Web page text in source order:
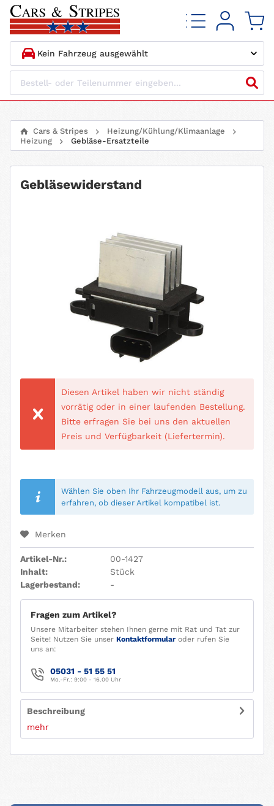
1. HERSTELLER
3. BAUJAHR
4. MOTORTYP
Cars & Stripes
Heizung/Kühlung/Klimaanlage
Heizung
Gebläse-Ersatzteile
Gebläsewiderstand
Diesen Artikel haben wir nicht ständig
vorrätig oder in einer laufenden Bestellung.
Bitte erfragen Sie bei uns den aktuellen
Preis und Verfügbarkeit (Liefertermin).
Wählen Sie oben Ihr Fahrzeugmodell aus, um zu
erfahren, ob dieser Artikel kompatibel ist.
Merken
Artikel-Nr.:
00-1427
Inhalt:
Stück
Lagerbestand:
-
Fragen zum Artikel?
Unsere Mitarbeiter stehen Ihnen gerne mit Rat und Tat zur
Seite! Nutzen Sie unser Kontaktformular oder rufen Sie
uns an:
05031 - 51 55 51
Mo.-Fr.: 9:00 - 16.00 Uhr
Beschreibung
mehr